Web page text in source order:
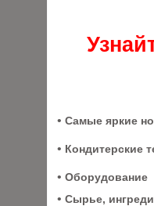
• Самые яркие
• Кондитерские
• Оборудование
• Сырье,